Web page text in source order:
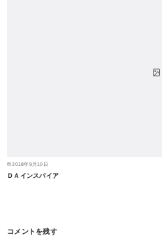
2018年9月10日
ＤＡインスパイア
コメントを残す